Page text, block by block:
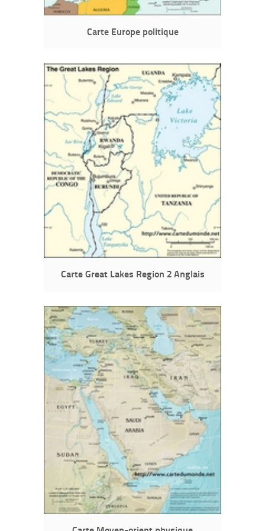
Carte Europe politique
Carte Great Lakes Region 2 Anglais